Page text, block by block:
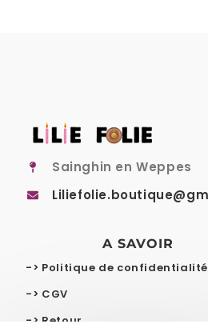
Sainghin en Weppes
A SAVOIR
-> Politique de confidentialité
-> CGV
-> Retour